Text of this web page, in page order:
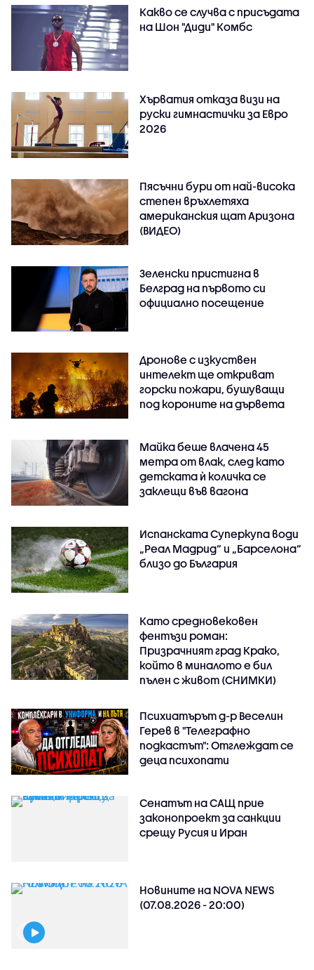
Какво се случва с присъдата
на Шон "Диди" Комбс
Хърватия отказа визи на
руски гимнастички за Евро
2026
Пясъчни бури от най-висока
степен връхлетяха
американския щат Аризона
(ВИДЕО)
Зеленски пристигна в
Белград на първото си
официално посещение
Дронове с изкуствен
интелект ще откриват
горски пожари, бушуващи
под короните на дървета
Майка беше влачена 45
метра от влак, след като
детската ѝ количка се
заклещи във вагона
Испанската Суперкупа води
„Реал Мадрид“ и „Барселона“
близо до България
Като средновековен
фентъзи роман:
Призрачният град Крако,
който в миналото е бил
пълен с живот (СНИМКИ)
Психиатърът д-р Веселин
Герев в "Телеграфно
подкастът": Отглеждат се
деца психопати
Сенатът на САЩ прие
законопроект за санкции
срещу Русия и Иран
Новините на NOVA NEWS
(07.08.2026 - 20:00)